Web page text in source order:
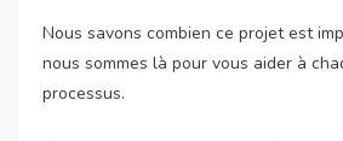
Nous savons combien ce projet est
nous sommes là pour vous aider à
processus.